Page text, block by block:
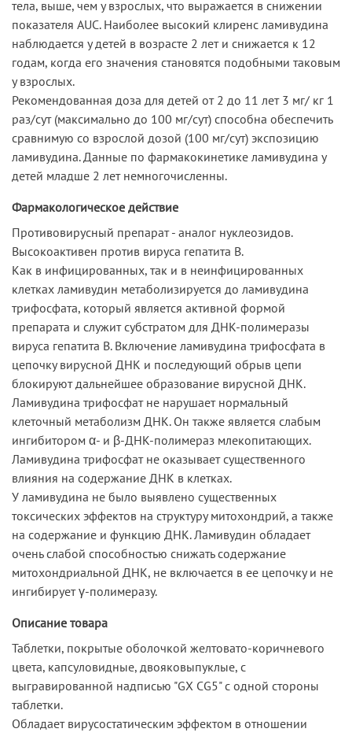
тела, выше, чем у взрослых, что выражается в снижении
показателя AUC. Наиболее высокий клиренс ламивудина
наблюдается у детей в возрасте 2 лет и снижается к 12
годам, когда его значения становятся подобными таковым
у взрослых.
Рекомендованная доза для детей от 2 до 11 лет 3 мг/ кг 1
раз/сут (максимально до 100 мг/сут) способна обеспечить
сравнимую со взрослой дозой (100 мг/сут) экспозицию
ламивудина. Данные по фармакокинетике ламивудина у
детей младше 2 лет немногочисленны.
Фармакологическое действие
Противовирусный препарат - аналог нуклеозидов.
Высокоактивен против вируса гепатита В.
Как в инфицированных, так и в неинфицированных
клетках ламивудин метаболизируется до ламивудина
трифосфата, который является активной формой
препарата и служит субстратом для ДНК-полимеразы
вируса гепатита В. Включение ламивудина трифосфата в
цепочку вирусной ДНК и последующий обрыв цепи
блокируют дальнейшее образование вирусной ДНК.
Ламивудина трифосфат не нарушает нормальный
клеточный метаболизм ДНК. Он также является слабым
ингибитором α- и β-ДНК-полимераз млекопитающих.
Ламивудина трифосфат не оказывает существенного
влияния на содержание ДНК в клетках.
У ламивудина не было выявлено существенных
токсических эффектов на структуру митохондрий, а также
на содержание и функцию ДНК. Ламивудин обладает
очень слабой способностью снижать содержание
митохондриальной ДНК, не включается в ее цепочку и не
ингибирует γ-полимеразу.
Описание товара
Таблетки, покрытые оболочкой желтовато-коричневого
цвета, капсуловидные, двояковыпуклые, с
выгравированной надписью "GX CG5" с одной стороны
таблетки.
Обладает вирусостатическим эффектом в отношении